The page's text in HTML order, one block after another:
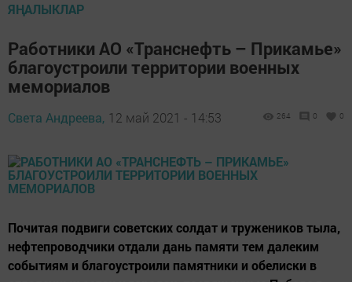
ЯҢАЛЫКЛАР
Работники АО «Транснефть – Прикамье»
благоустроили территории военных
мемориалов
Света Андреева, 12 май 2021 - 14:53 264 0 0
Почитая подвиги советских солдат и тружеников тыла,
нефтепроводчики отдали дань памяти тем далеким
событиям и благоустроили памятники и обелиски в